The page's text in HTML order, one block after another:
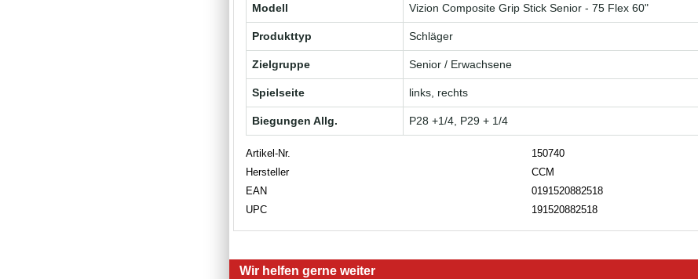
Modell Vizion Composite Grip Stick Senior - 75 Flex 60"
Produkttyp Schläger
Zielgruppe Senior / Erwachsene
Spielseite links, rechts
Biegungen Allg. P28 +1/4, P29 + 1/4
Artikel-Nr.
150740
Hersteller
CCM
EAN
0191520882518
UPC
191520882518
Wir helfen gerne weiter